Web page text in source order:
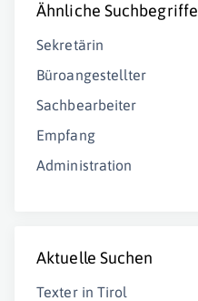
Ähnliche Suchbegriffe
Sekretärin
Büroangestellter
Sachbearbeiter
Empfang
Administration
Aktuelle Suchen
Texter in Tirol